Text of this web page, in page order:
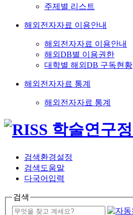
주제별 리스트
해외전자자료 이용안내
해외전자자료 이용안내
해외DB별 이용권한
대학별 해외DB 구독현황
해외전자자료 통계
해외전자자료 통계
검색환경설정
검색도움말
다국어입력
검색